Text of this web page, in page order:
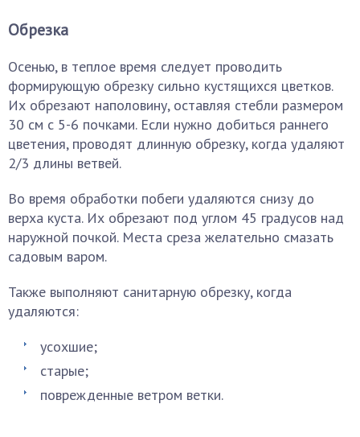
Обрезка
Осенью, в теплое время следует проводить
формирующую обрезку сильно кустящихся цветков.
Их обрезают наполовину, оставляя стебли размером
30 см с 5-6 почками. Если нужно добиться раннего
цветения, проводят длинную обрезку, когда удаляют
2/3 длины ветвей.
Во время обработки побеги удаляются снизу до
верха куста. Их обрезают под углом 45 градусов над
наружной почкой. Места среза желательно смазать
садовым варом.
Также выполняют санитарную обрезку, когда
удаляются:
усохшие;
старые;
поврежденные ветром ветки.